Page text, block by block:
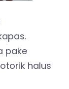
pake
halus